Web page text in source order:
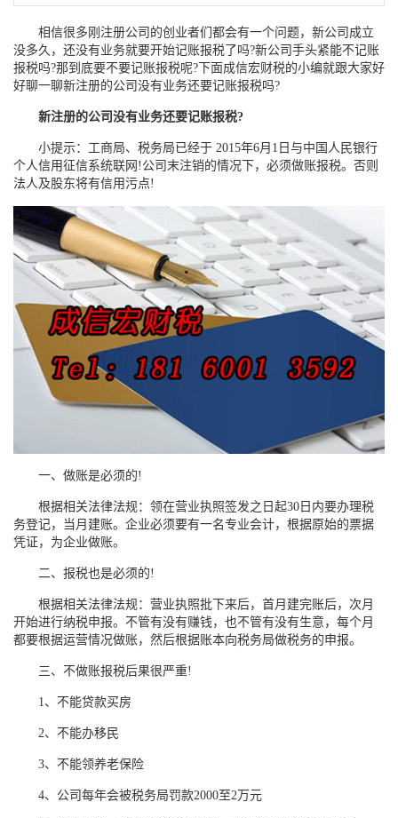
相信很多刚注册公司的创业者们都会有一个问题，新公司成立
没多久，还没有业务就要开始记账报税了吗?新公司手头紧能不记账
报税吗?那到底要不要记账报税呢?下面成信宏财税的小编就跟大家好
好聊一聊新注册的公司没有业务还要记账报税吗?
新注册的公司没有业务还要记账报税?
小提示：工商局、税务局已经于 2015年6月1日与中国人民银行
个人信用征信系统联网!公司末注销的情况下，必须做账报税。否则
法人及股东将有信用污点!
一、做账是必须的!
根据相关法律法规：领在营业执照签发之日起30日内要办理税
务登记，当月建账。企业必须要有一名专业会计，根据原始的票据
凭证，为企业做账。
二、报税也是必须的!
根据相关法律法规：营业执照批下来后，首月建完账后，次月
开始进行纳税申报。不管有没有赚钱，也不管有没有生意，每个月
都要根据运营情况做账，然后根据账本向税务局做税务的申报。
三、不做账报税后果很严重!
1、不能贷款买房
2、不能办移民
3、不能领养老保险
4、公司每年会被税务局罚款2000至2万元